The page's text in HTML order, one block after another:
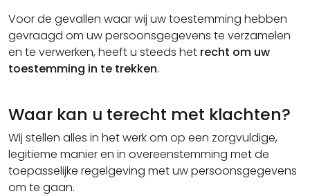
Voor de gevallen waar wij uw toestemming hebben
gevraagd om uw persoonsgegevens te verzamelen
en te verwerken, heeft u steeds het recht om uw
toestemming in te trekken.
Waar kan u terecht met klachten?
Wij stellen alles in het werk om op een zorgvuldige,
legitieme manier en in overeenstemming met de
toepasselijke regelgeving met uw persoonsgegevens
om te gaan.